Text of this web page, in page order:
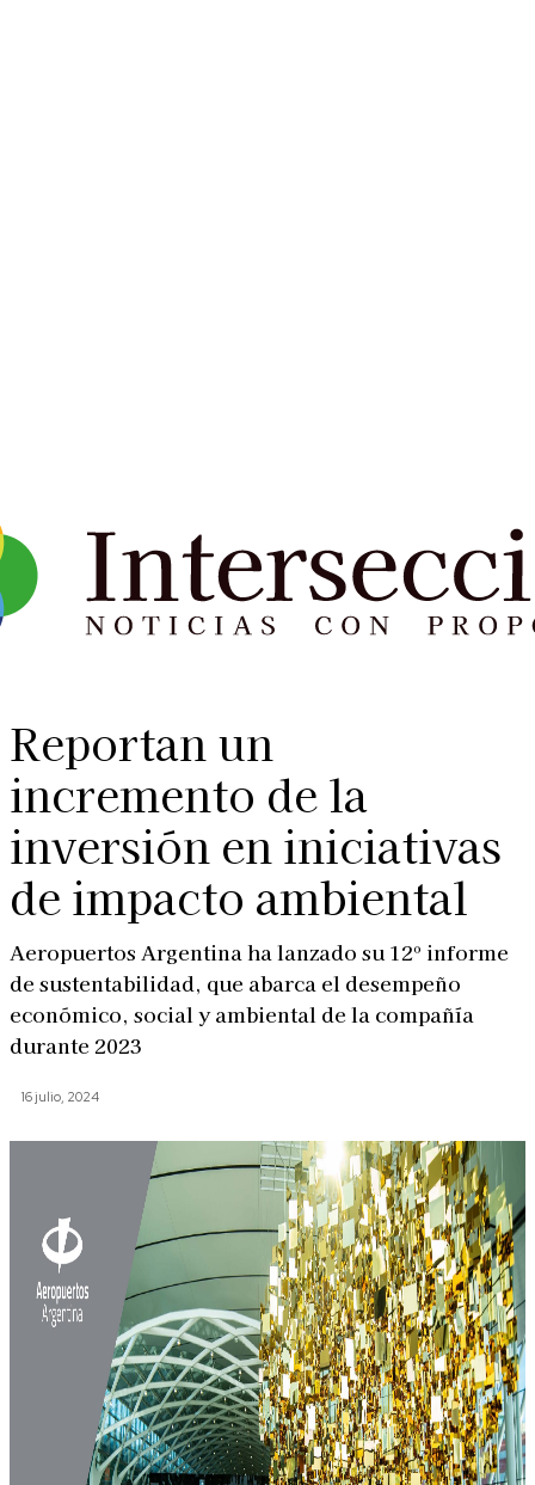
Reportan un
incremento de la
inversión en iniciativas
de impacto ambiental
Aeropuertos Argentina ha lanzado su 12º informe
de sustentabilidad, que abarca el desempeño
económico, social y ambiental de la compañía
durante 2023
16 julio, 2024